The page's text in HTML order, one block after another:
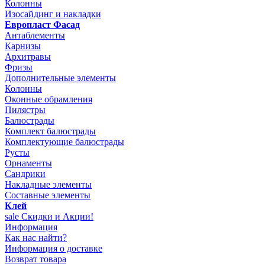
Колонны
Изосайдинг и накладки
Европласт Фасад
Антаблементы
Карнизы
Архитравы
Фризы
Дополнительные элементы
Колонны
Оконные обрамления
Пилястры
Балюстрады
Комплект балюстрады
Комплектующие балюстрады
Русты
Орнаменты
Сандрики
Накладные элементы
Составные элементы
Клей
sale Скидки и Акции!
Информация
Как нас найти?
Информация о доставке
Возврат товара